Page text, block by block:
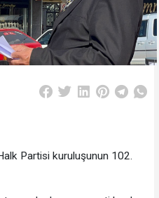
Partisi kuruluşunun 102.